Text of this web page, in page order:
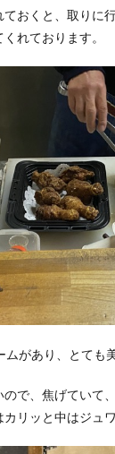
おくと、取りに
れております。
があり、とても
ので、焦げていて
リッと中はジュ